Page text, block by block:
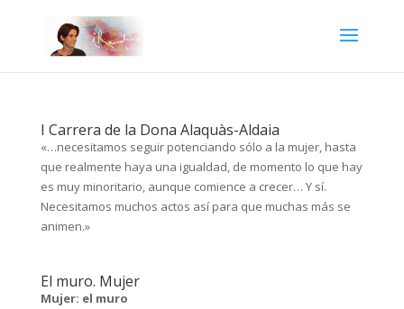
I Carrera de la Dona Alaquàs-Aldaia
«…necesitamos seguir potenciando sólo a la mujer, hasta
que realmente haya una igualdad, de momento lo que hay
es muy minoritario, aunque comience a crecer… Y sí.
Necesitamos muchos actos así para que muchas más se
animen.»
El muro. Mujer
Mujer: el muro